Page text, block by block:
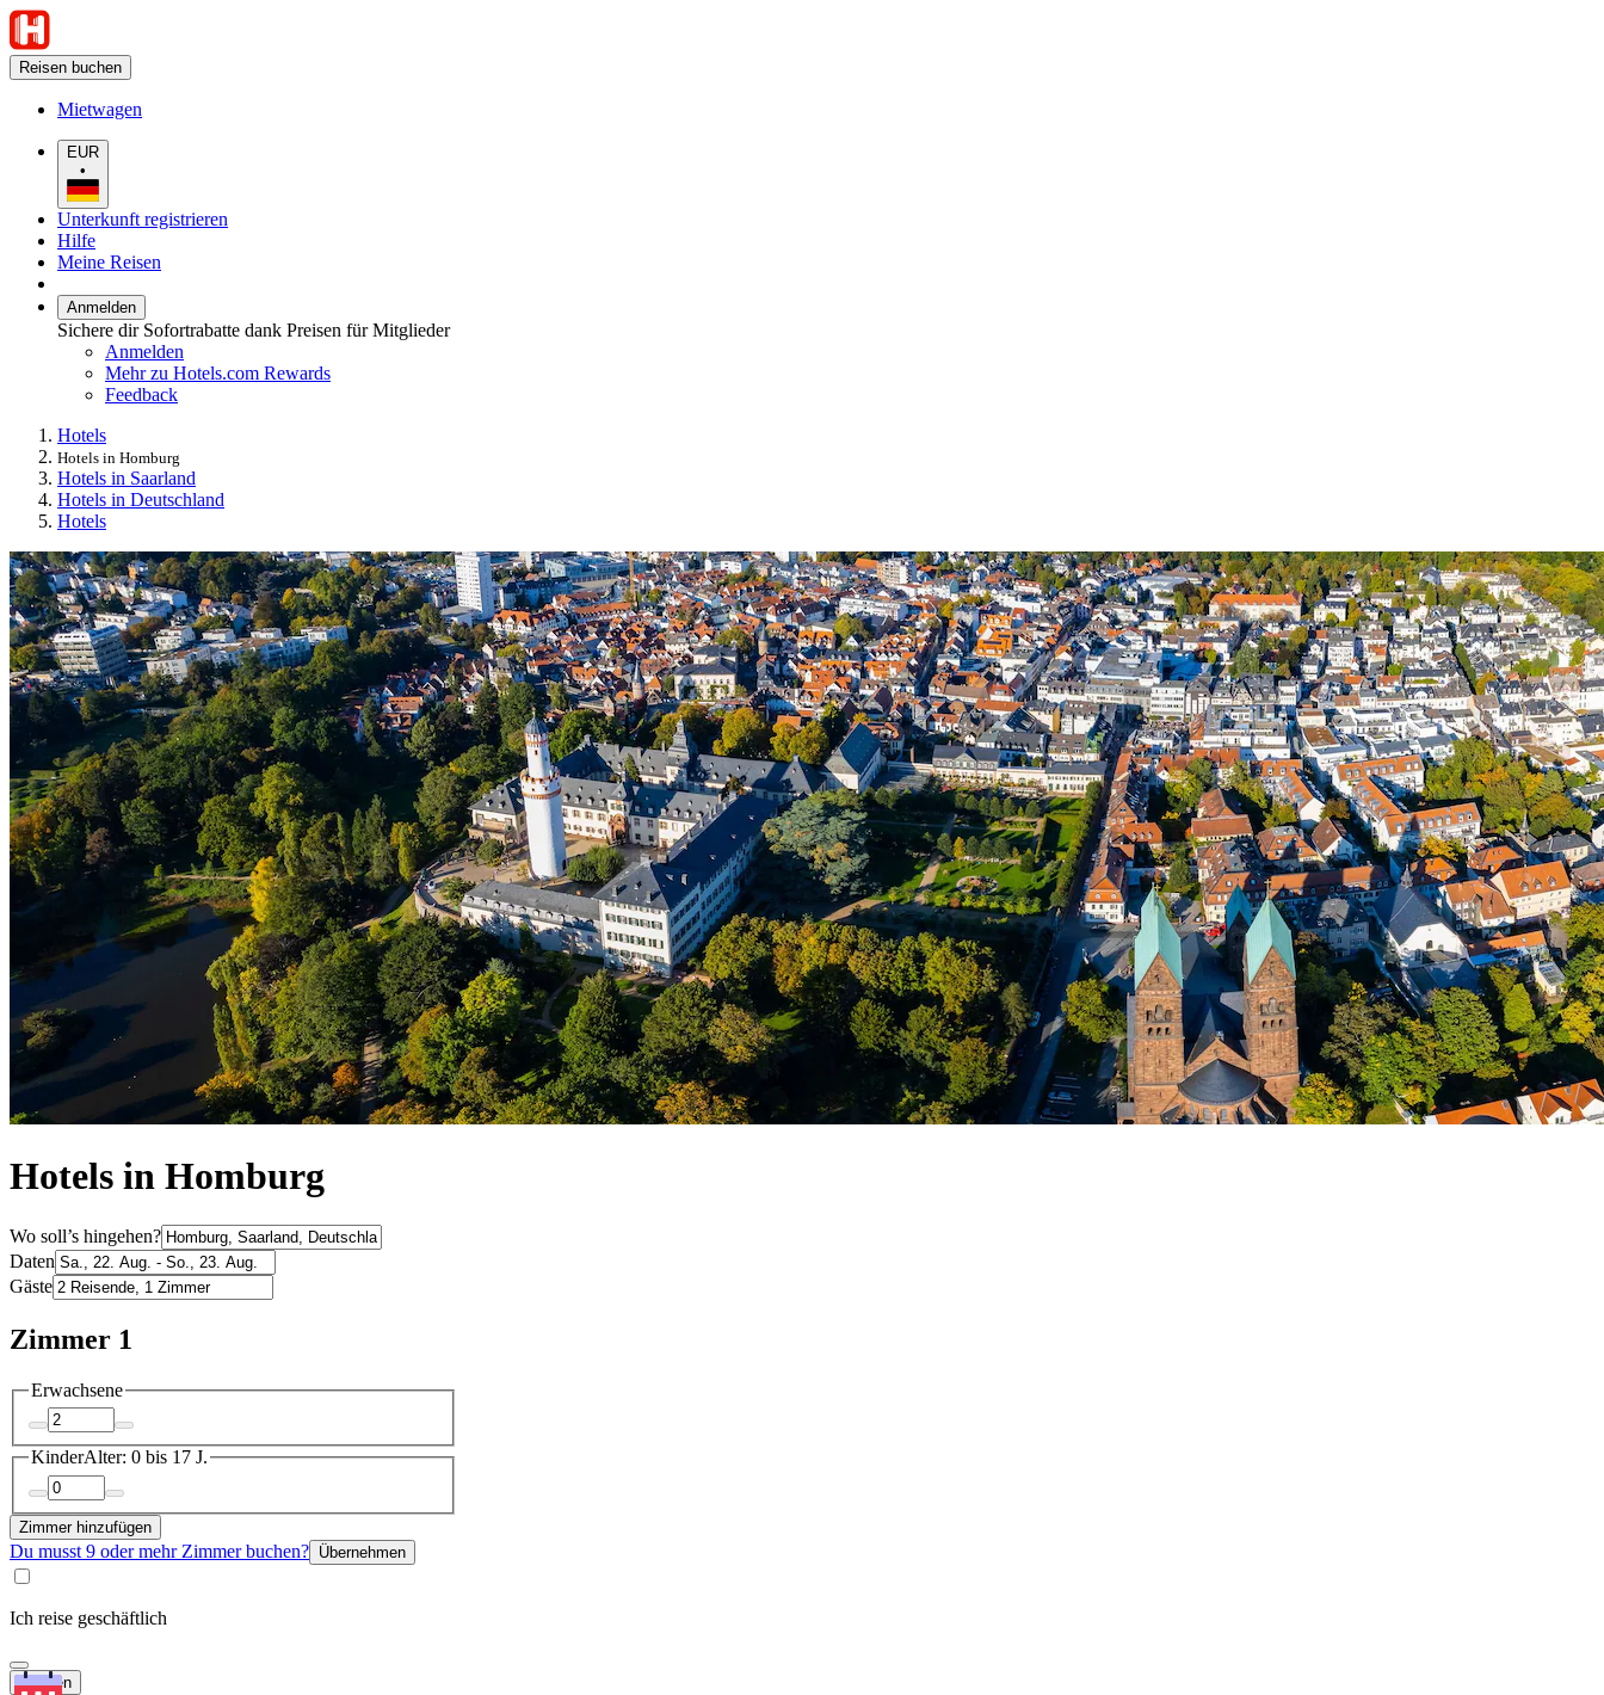
Reisen buchen
Mietwagen
EUR
•
Unterkunft registrieren
Hilfe
Meine Reisen
Anmelden
Sichere dir Sofortrabatte dank Preisen für Mitglieder
Anmelden
Mehr zu Hotels.com Rewards
Feedback
Hotels
Hotels in Homburg
Hotels in Saarland
Hotels in Deutschland
Hotels
Hotels in Homburg
Wo soll’s hingehen?
Daten
Gäste
Zimmer 1
Erwachsene
KinderAlter: 0 bis 17 J.
Zimmer hinzufügen
Du musst 9 oder mehr Zimmer buchen? Übernehmen
Ich reise geschäftlich
Suchen